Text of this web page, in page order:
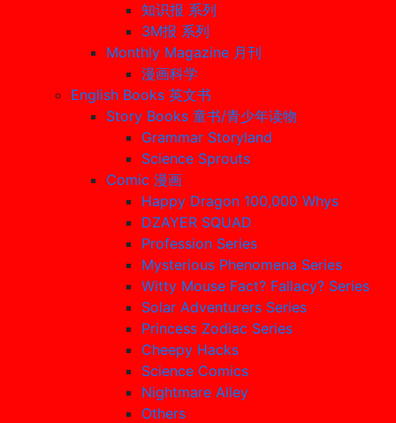
知识报 系列
3M报 系列
Monthly Magazine 月刊
漫画科学
English Books 英文书
Story Books 童书/青少年读物
Grammar Storyland
Science Sprouts
Comic 漫画
Happy Dragon 100,000 Whys
DZAYER SQUAD
Profession Series
Mysterious Phenomena Series
Witty Mouse Fact? Fallacy? Series
Solar Adventurers Series
Princess Zodiac Series
Cheepy Hacks
Science Comics
Nightmare Alley
Others